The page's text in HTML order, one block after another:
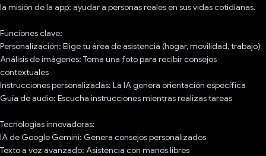
la misión de la app: ayudar a personas reales en sus vidas cotidianas.
Funciones clave:
Personalización: Elige tu área de asistencia (hogar, movilidad, trabajo)
Análisis de imágenes: Toma una foto para recibir consejos
contextuales
Instrucciones personalizadas: La IA genera orientación específica
Guía de audio: Escucha instrucciones mientras realizas tareas
Tecnologías innovadoras:
IA de Google Gemini: Genera consejos personalizados
Texto a voz avanzado: Asistencia con manos libres